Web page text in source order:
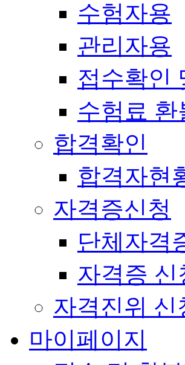
수험자용
관리자용
접수확인
수험료 환
합격확인
합격자현
자격증신청
단체자격
자격증 신
자격진위 신
마이페이지